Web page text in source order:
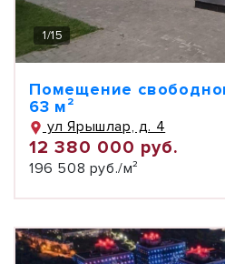
1/15
Помещение
63 м²
ул Ярышлар, д. 4
12 380 000 руб.
196 508 руб./м²